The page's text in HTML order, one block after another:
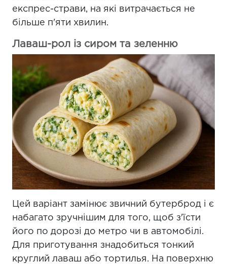
експрес-страви, на які витрачається не
більше п'яти хвилин.
Лаваш-рол із сиром та зеленню
Цей варіант замінює звичний бутерброд і є
набагато зручнішим для того, щоб з'їсти
його по дорозі до метро чи в автомобілі.
Для приготування знадобиться тонкий
круглий лаваш або тортилья. На поверхню